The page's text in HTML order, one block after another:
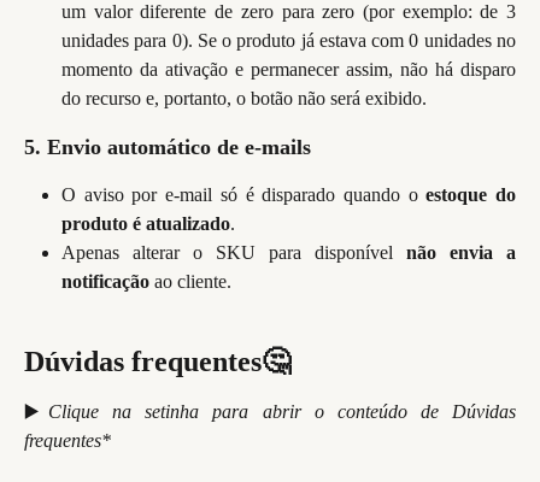
um valor diferente de zero para zero (por exemplo: de 3
unidades para 0). Se o produto já estava com 0 unidades no
momento da ativação e permanecer assim, não há disparo
do recurso e, portanto, o botão não será exibido.
5. Envio automático de e-mails
O aviso por e-mail só é disparado quando oestoque do
produto é atualizado.
Apenas alterar o SKU para disponível não envia a
notificação ao cliente.
Dúvidas frequentes🤔
▶️ Clique na setinha para abrir o conteúdo de Dúvidas
frequentes*